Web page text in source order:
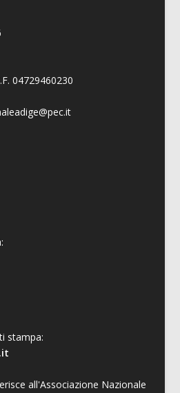
04729460230
stampa:
all'Associazione Nazionale